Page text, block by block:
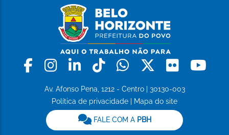
Facebook
Instagram
LinkedinTiktokWhatsapp
X Flickr
Av. Afonso Pena, 1212 - Centro | 30130-003
Política de privacidade
Mapa do site
FALE COM A PBH